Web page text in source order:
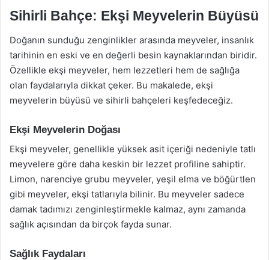
Sihirli Bahçe: Ekşi Meyvelerin Büyüsü
Doğanın sunduğu zenginlikler arasında meyveler, insanlık
tarihinin en eski ve en değerli besin kaynaklarından biridir.
Özellikle ekşi meyveler, hem lezzetleri hem de sağlığa
olan faydalarıyla dikkat çeker. Bu makalede, ekşi
meyvelerin büyüsü ve sihirli bahçeleri keşfedeceğiz.
Ekşi Meyvelerin Doğası
Ekşi meyveler, genellikle yüksek asit içeriği nedeniyle tatlı
meyvelere göre daha keskin bir lezzet profiline sahiptir.
Limon, narenciye grubu meyveler, yeşil elma ve böğürtlen
gibi meyveler, ekşi tatlarıyla bilinir. Bu meyveler sadece
damak tadımızı zenginleştirmekle kalmaz, aynı zamanda
sağlık açısından da birçok fayda sunar.
Sağlık Faydaları